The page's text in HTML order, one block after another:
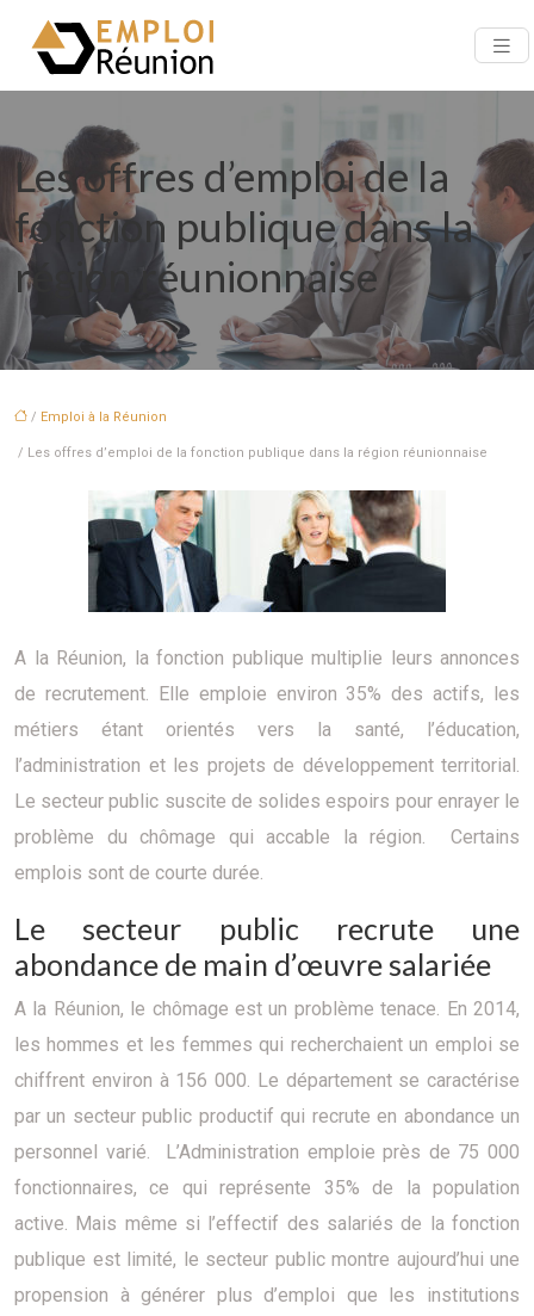
Les offres d’emploi de la
fonction publique dans la
région réunionnaise
/ Emploi à la Réunion
/ Les offres d’emploi de la fonction publique dans la région réunionnaise
A la Réunion, la fonction publique multiplie leurs annonces
de recrutement. Elle emploie environ 35% des actifs, les
métiers étant orientés vers la santé, l’éducation,
l’administration et les projets de développement territorial.
Le secteur public suscite de solides espoirs pour enrayer le
problème du chômage qui accable la région. Certains
emplois sont de courte durée.
Le secteur public recrute une
abondance de main d’œuvre salariée
A la Réunion, le chômage est un problème tenace. En 2014,
les hommes et les femmes qui recherchaient un emploi se
chiffrent environ à 156 000. Le département se caractérise
par un secteur public productif qui recrute en abondance un
personnel varié. L’Administration emploie près de 75 000
fonctionnaires, ce qui représente 35% de la population
active. Mais même si l’effectif des salariés de la fonction
publique est limité, le secteur public montre aujourd’hui une
propension à générer plus d’emploi que les institutions